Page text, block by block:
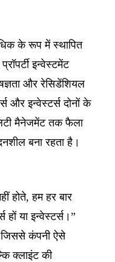
के रूप में स्थापित
इन्वेस्टमेंट
और रेसिडेंशियल
और इन्वेस्टर्स दोनों के
मैनेजमेंट तक फैला
बना रहता है।
होते, हम हर बार
या इन्वेस्टर्स।”
जिससे कंपनी ऐसे
क्लाइंट की